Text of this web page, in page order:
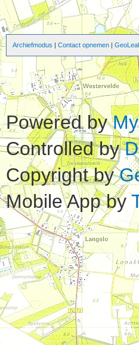
Archiefmodus Contact opnemen
Powered by
Controlled by
Copyright by
Mobile App by